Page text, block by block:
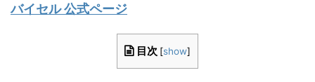
バイセル 公式ページ
目次 [show]